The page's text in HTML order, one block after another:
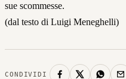
sue scommesse.
(dal testo di Luigi Meneghelli)
CONDIVIDI